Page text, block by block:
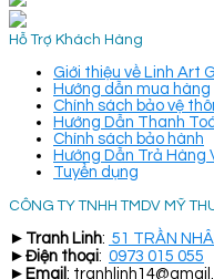
Hỗ Trợ Khách Hàng
Giới thiệu về Linh Art
Hướng dẫn mua hàng
Chính sách bảo vệ
Hướng Dẫn Thanh
Chính sách bảo hành
Hướng Dẫn Trả Hàng
Tuyển dụng
CÔNG TY TNHH TMDV MỸ
► Tranh Linh: 51 TRẦN
► Điện thoại: 0973 015 055
► Email :